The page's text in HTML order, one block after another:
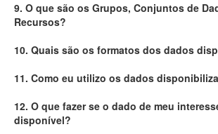
9. O que são os Grupos, Conjuntos de
Recursos?
10. Quais são os formatos dos dados
11. Como eu utilizo os dados
12. O que fazer se o dado de meu
disponível?